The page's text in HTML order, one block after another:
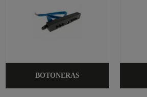
BOTONERAS